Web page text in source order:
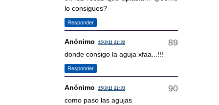
lo consigues?
Responder
Anónimo 15/3/11 21:32
donde consigo la aguja xfaa...!!!
Responder
Anónimo 15/3/11 21:33
como paso las agujas